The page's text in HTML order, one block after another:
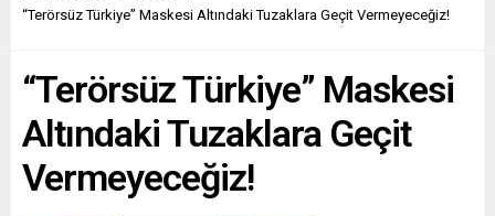
“Terörsüz Türkiye” Maskesi Altındaki Tuzaklara Geçit Vermeyeceğiz!
“Terörsüz Türkiye” Maskesi
Altındaki Tuzaklara Geçit
Vermeyeceğiz!